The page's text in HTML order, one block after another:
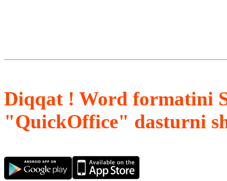
Diqqat ! Word formatini
"QuickOffice" dasturni